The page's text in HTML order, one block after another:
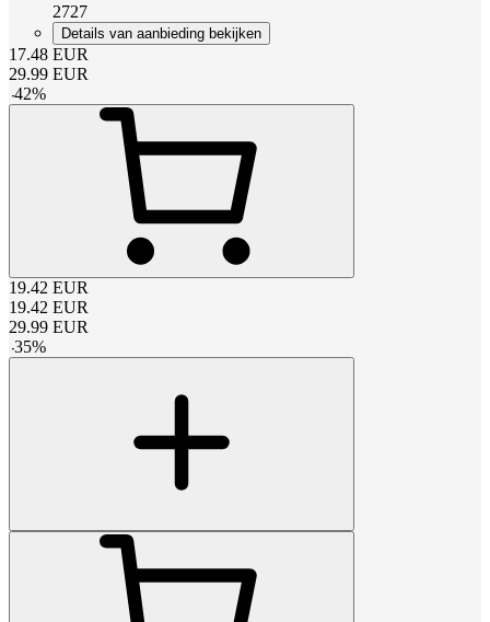
2727
Details van aanbieding bekijken
17.48 EUR
29.99 EUR
-42%
19.42 EUR
19.42 EUR
29.99 EUR
-35%